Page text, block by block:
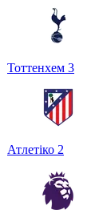
Тоттенхем 3
Атлетіко 2